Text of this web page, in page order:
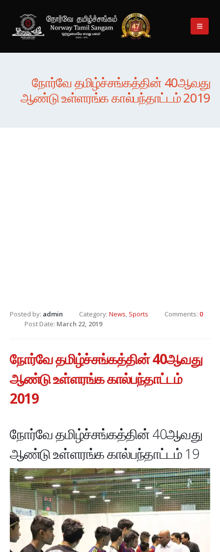
நோர்வே தமிழ்ச்சங்கத்தின் 40ஆவது
ஆண்டு உள்ளரங்க கால்பந்தாட்டம் 2019
Posted by: admin Category: News, Sports Comments: 0
Post Date: March 22, 2019
நோர்வே தமிழ்ச்சங்கத்தின் 40ஆவது
ஆண்டு உள்ளரங்க கால்பந்தாட்டம்
2019
நோர்வே தமிழ்ச்சங்கத்தின் 40ஆவது
ஆண்டு உள்ளரங்க கால்பந்தாட்டம் 19